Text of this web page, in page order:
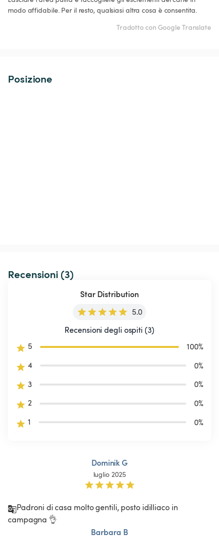
modo affidabile. Per il resto, qualsiasi altra cosa è consentita.
Tradotto con Google Translate
Posizione
Recensioni (3)
Star Distribution
5.0
Recensioni degli ospiti (3)
5
100%
4
0%
3
0%
2
0%
1
0%
Dominik G
luglio 2025
Padroni di casa molto gentili, posto idilliaco in
campagna 👌
Barbara B